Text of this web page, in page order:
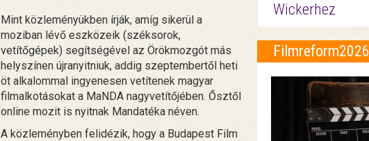
Mint közleményükben írják, amíg sikerül a
moziban lévő eszközeik (széksorok,
vetítőgépek) segítségével az Örökmozgót más
helyszínen újranyitniuk, addig szeptembertől heti
öt alkalommal ingyenesen vetítenek magyar
filmalkotásokat a MaNDA nagyvetítőjében. Ősztől
online mozit is nyitnak Mandatéka néven.
A közleményben felidézik, hogy a Budapest Film
Wickerhez
Filmreform2026